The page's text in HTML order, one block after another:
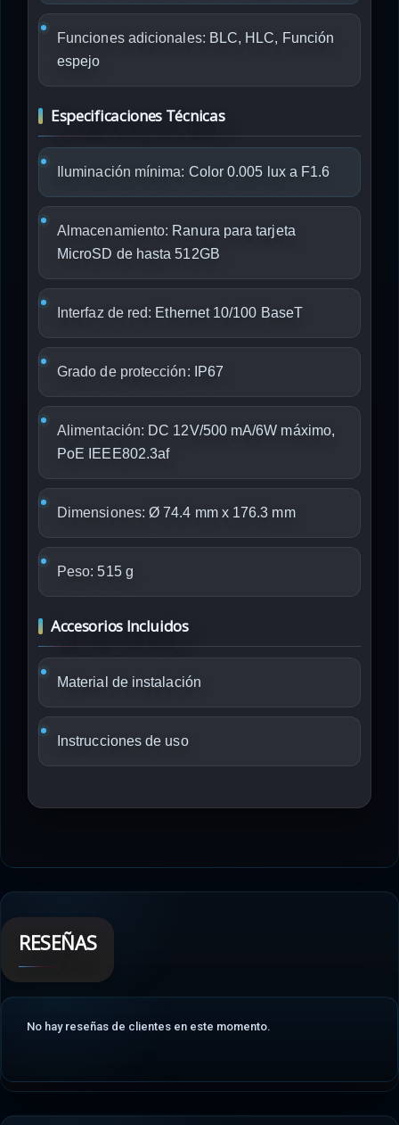
Funciones adicionales: BLC, HLC, Función
espejo
Especificaciones Técnicas
Iluminación mínima: Color 0.005 lux a F1.6
Almacenamiento: Ranura para tarjeta
MicroSD de hasta 512GB
Interfaz de red: Ethernet 10/100 BaseT
Grado de protección: IP67
Alimentación: DC 12V/500 mA/6W máximo,
PoE IEEE802.3af
Dimensiones: Ø 74.4 mm x 176.3 mm
Peso: 515 g
Accesorios Incluidos
Material de instalación
Instrucciones de uso
RESEÑAS
No hay reseñas de clientes en este momento.